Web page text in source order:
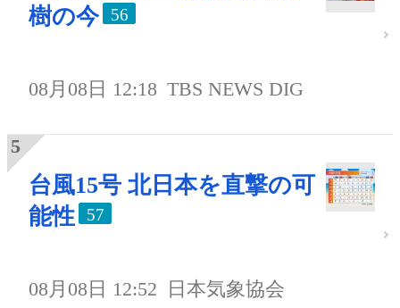
樹の今
56
08月08日 12:18 TBS NEWS DIG
台風15号 北日本を直撃の可
能性
57
08月08日 12:52 日本気象協会